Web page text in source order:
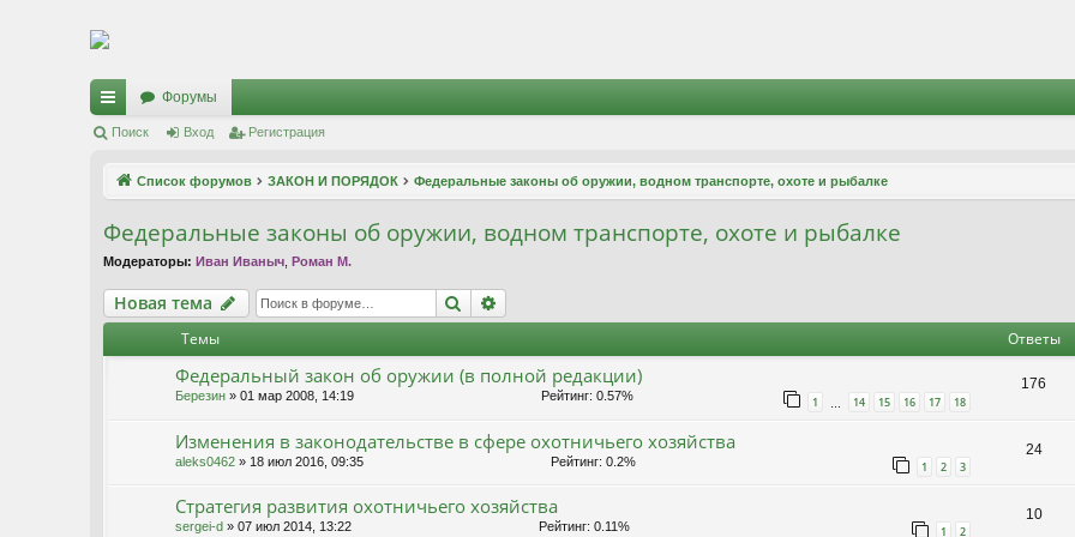
Регистрация
с
и
Форумы
Поиск Вход Регистрация
Список форумов ЗАКОН И ПОРЯДОК Федеральные законы об оружии, водном транспорте, охоте и рыбалке
Федеральные законы об оружии, водном транспорте, охоте и рыбалке
Модераторы: Иван Иваныч, Роман М.
Новая тема
Новая тема Поиск
Темы Ответы
Федеральный закон об оружии (в полной редакции)
Березин» 01 мар 2008, 14:19 1 14 15 16 17 18
Рейтинг: 0.57%
176
Изменения в законодательстве в сфере охотничьего хозяйства
aleks0462» 18 июл 2016, 09:35 1 2 3
Рейтинг: 0.2%
24
Стратегия развития охотничьего хозяйства
sergei-d» 07 июл 2014, 13:22 1 2
Рейтинг: 0.11%
10